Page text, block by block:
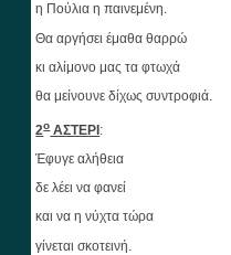
η Πούλια η παινεμένη.
Θα αργήσει έμαθα θαρρώ
κι αλίμονο μας τα φτωχά
θα μείνουνε δίχως συντροφιά.
2οΑΣΤΕΡΙ:
Έφυγε αλήθεια
δε λέει να φανεί
και να η νύχτα τώρα
γίνεται σκοτεινή.